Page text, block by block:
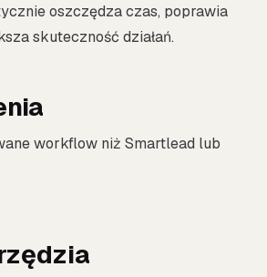
oszczędza czas, poprawia
skuteczność działań.
workflow niż Smartlead lub